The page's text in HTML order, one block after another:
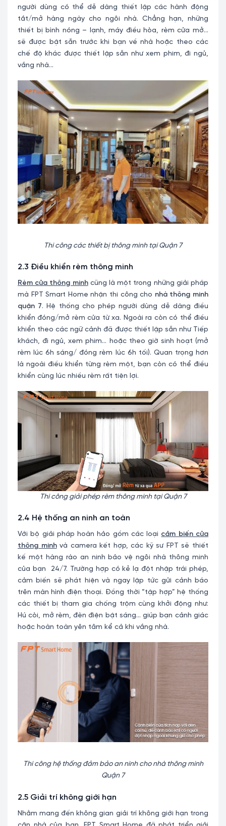
người dùng có thể dễ dàng thiết lập các hành động
tắt/mở hàng ngày cho ngôi nhà. Chẳng hạn, những
thiết bị bình nóng – lạnh, máy điều hòa, rèm cửa mở…
sẽ được bật sẵn trước khi bạn về nhà hoặc theo các
chế độ khác được thiết lập sẵn như xem phim, đi ngủ,
vắng nhà…
Thi công các thiết bị thông minh tại Quận 7
2.3 Điều khiển rèm thông minh
Rèm cửa thông minhcũng là một trong những giải pháp
mà FPT Smart Home nhận thi công cho nhà thông minh
quận 7. Hệ thống cho phép người dùng dễ dàng điều
khiển đóng/mở rèm cửa từ xa. Ngoài ra còn có thể điều
khiển theo các ngữ cảnh đã được thiết lập sẵn như Tiếp
khách, đi ngủ, xem phim… hoặc theo giờ sinh hoạt (mở
rèm lúc 6h sáng/ đóng rèm lúc 6h tối). Quan trọng hơn
là ngoài điều khiển từng rèm một, bạn còn có thể điều
khiển cùng lúc nhiều rèm rất tiện lợi.
Thi công giải phép rèm thông minh tại Quận 7
2.4 Hệ thống an ninh an toàn
Với bộ giải pháp hoàn hảo gồm các loại cảm biến cửa
thông minhvà camera kết hợp, các kỹ sư FPT sẽ thiết
kế một hàng rào an ninh bảo vệ ngôi nhà thông minh
của bạn 24/7. Trường hợp có kẻ lạ đột nhập trái phép,
cảm biến sẽ phát hiện và ngay lập tức gửi cảnh báo
trên màn hình điện thoại. Đồng thời “tập hợp” hệ thống
các thiết bị tham gia chống trộm cùng khởi động như:
Hú còi, mở rèm, đèn điện bật sáng… giúp bạn cảnh giác
hoặc hoàn toàn yên tâm kể cả khi vắng nhà.
Thi công hệ thống đảm bảo an ninh cho nhà thông minh
Quận 7
2.5 Giải trí không giới hạn
Nhằm mang đến không gian giải trí không giới hạn trong